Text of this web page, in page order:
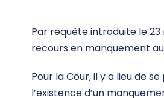
Par requête introduite le 23
recours en manquement
Pour la Cour, il y a lieu de
l’existence d’un